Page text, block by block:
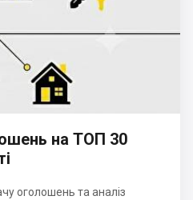
на ТОП 30
оголошень та аналіз